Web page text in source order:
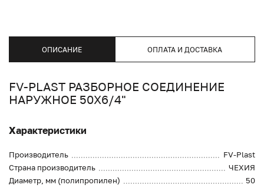
ОПИСАНИЕ ОПЛАТА И ДОСТАВКА
FV-PLAST РАЗБОРНОЕ СОЕДИНЕНИЕ
НАРУЖНОЕ 50Х6/4"
Характеристики
Производитель
FV-Plast
Страна производитель
ЧЕХИЯ
Диаметр, мм (полипропилен)
50